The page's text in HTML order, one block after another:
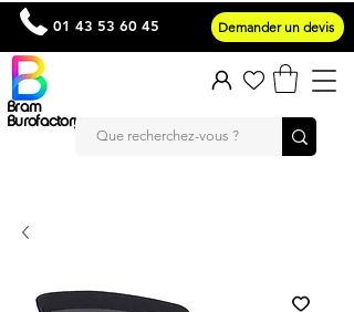
Bram
Burofactory
01 43 53 60 45 Demander un devis